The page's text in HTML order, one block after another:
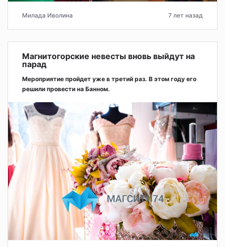
Милада Иволина 7 лет назад
Магнитогорские невесты вновь выйдут на
парад
Мероприятие пройдет уже в третий раз. В этом году его
решили провести на Банном.